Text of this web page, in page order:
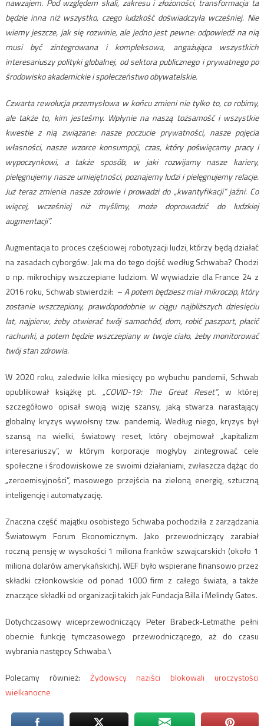
nawzajem. Pod względem skali, zakresu i złożoności, transformacja ta
będzie inna niż wszystko, czego ludzkość doświadczyła wcześniej. Nie
wiemy jeszcze, jak się rozwinie, ale jedno jest pewne: odpowiedź na nią
musi być zintegrowana i kompleksowa, angażująca wszystkich
interesariuszy polityki globalnej, od sektora publicznego i prywatnego po
środowisko akademickie i społeczeństwo obywatelskie.
Czwarta rewolucja przemysłowa w końcu zmieni nie tylko to, co robimy,
ale także to, kim jesteśmy. Wpłynie na naszą tożsamość i wszystkie
kwestie z nią związane: nasze poczucie prywatności, nasze pojęcia
własności, nasze wzorce konsumpcji, czas, który poświęcamy pracy i
wypoczynkowi, a także sposób, w jaki rozwijamy nasze kariery,
pielęgnujemy nasze umiejętności, poznajemy ludzi i pielęgnujemy relacje.
Już teraz zmienia nasze zdrowie i prowadzi do „kwantyfikacji” jaźni. Co
więcej, wcześniej niż myślimy, może doprowadzić do ludzkiej
augmentacji”.
Augmentacja to proces częściowej robotyzacji ludzi, którzy będą działać
na zasadach cyborgów. Jak ma do tego dojść według Schwaba? Chodzi
o np. mikrochipy wszczepiane ludziom. W wywiadzie dla France 24 z
2016 roku, Schwab stwierdził: – A potem będziesz miał mikroczip, który
zostanie wszczepiony, prawdopodobnie w ciągu najbliższych dziesięciu
lat, najpierw, żeby otwierać twój samochód, dom, robić paszport, płacić
rachunki, a potem będzie wszczepiany w twoje ciało, żeby monitorować
twój stan zdrowia.
W 2020 roku, zaledwie kilka miesięcy po wybuchu pandemii, Schwab
opublikował książkę pt. „COVID-19: The Great Reset”, w której
szczegółowo opisał swoją wizję szansy, jaką stwarza narastający
globalny kryzys wywołsny tzw. pandemią. Według niego, kryzys był
szansą na wielki, światowy reset, który obejmował „kapitalizm
interesariuszy”, w którym korporacje mogłyby zintegrować cele
społeczne i środowiskowe ze swoimi działaniami, zwłaszcza dążąc do
„zeroemisyjności”, masowego przejścia na zieloną energię, sztuczną
inteligencję i automatyzację.
Znaczna część majątku osobistego Schwaba pochodziła z zarządzania
Światowym Forum Ekonomicznym. Jako przewodniczący zarabiał
roczną pensję w wysokości 1 miliona franków szwajcarskich (około 1
miliona dolarów amerykańskich). WEF było wspierane finansowo przez
składki członkowskie od ponad 1000 firm z całego świata, a także
znaczące składki od organizacji takich jak Fundacja Billa i Melindy Gates.
Dotychczasowy wiceprzewodniczący Peter Brabeck-Letmathe pełni
obecnie funkcję tymczasowego przewodniczącego, aż do czasu
wybrania następcy Schwaba.\
Polecamy również: Żydowscy naziści blokowali uroczystości
wielkanocne